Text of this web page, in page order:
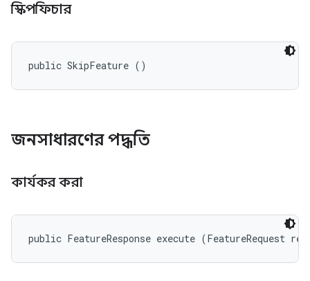
স্কিপফিচার
public SkipFeature ()
জনসাধারণের পদ্ধতি
কার্যকর করা
public FeatureResponse execute (FeatureRequest